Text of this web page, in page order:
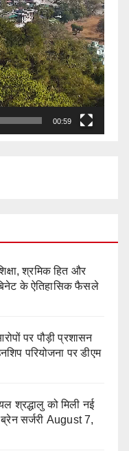
00:59
श्रमिक हित और
के ऐतिहासिक फैसले
पर पौड़ी प्रशासन
परियोजना पर डीएम
श्रद्धालु को मिली नई
सर्जरी August 7,